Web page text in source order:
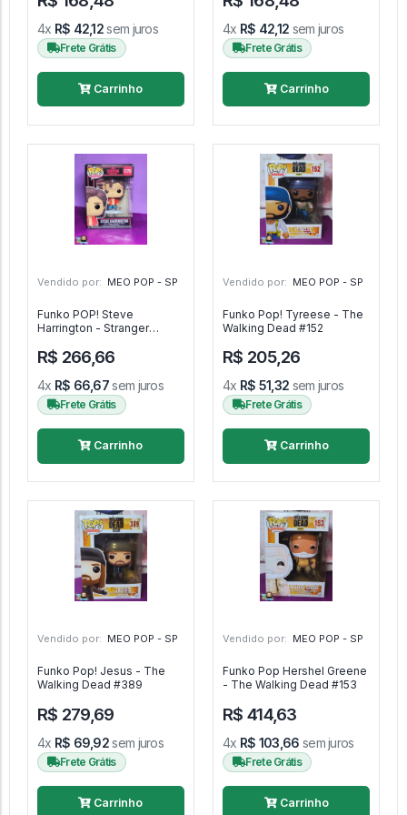
4x R$ 42,12sem juros
Frete Grátis
Carrinho
4x R$ 42,12 sem juros
Frete Grátis
Carrinho
Vendido por: MEO POP - SP
Funko POP! Steve
Harrington - Stranger
R$ 266,66
4x R$ 66,67sem juros
Frete Grátis
Carrinho
Vendido por: MEO POP - SP
Funko Pop! Tyreese - The
Walking Dead #152
R$ 205,26
4x R$ 51,32 sem juros
Frete Grátis
Carrinho
Vendido por: MEO POP - SP
Funko Pop! Jesus - The
Walking Dead #389
R$ 279,69
4x R$ 69,92sem juros
Frete Grátis
Carrinho
Vendido por: MEO POP - SP
Funko Pop Hershel Greene
- The Walking Dead #153
R$ 414,63
4x R$ 103,66 sem juros
Frete Grátis
Carrinho